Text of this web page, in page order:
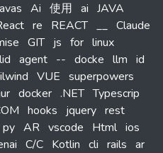
Ai 使用 ai JAVA
re REACT __ Claude
GIT js for linux
agent -- docke llm id
VUE superpowers
docker .NET Typescrip
hooks jquery rest
py AR vscode Html ios
C/C Kotlin cli rails ar